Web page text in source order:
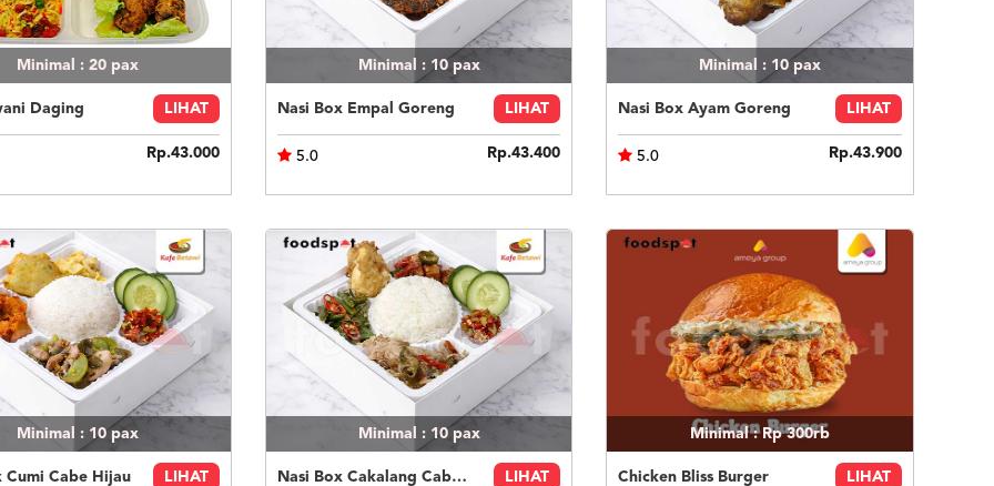
Minimal : 20 pax
Daging LIHAT
Rp.43.000
Minimal : 10 pax
Nasi Box Empal Goreng LIHAT
5.0 Rp.43.400
Minimal : 10 pax
Nasi Box Ayam Goreng LIHAT
5.0 Rp.43.900
Minimal : 10 pax
Cumi Cabe Hijau LIHAT
Minimal : 10 pax
Nasi Box Cakalang Cabe Hijau LIHAT
Minimal : Rp 300rb
Chicken Bliss Burger LIHAT